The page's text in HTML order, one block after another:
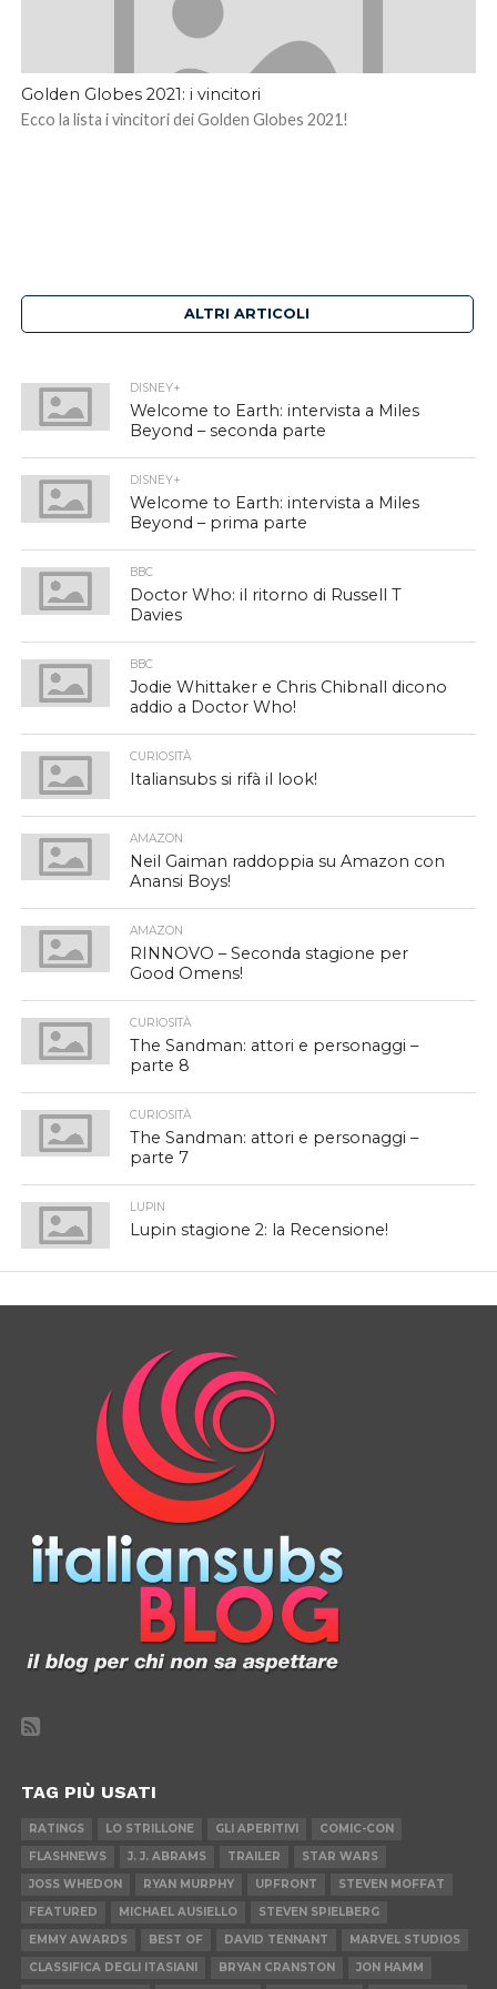
Golden Globes 2021: i vincitori
Ecco la lista i vincitori dei Golden Globes 2021!
ALTRI ARTICOLI
DISNEY+
Welcome to Earth: intervista a Miles
Beyond – seconda parte
DISNEY+
Welcome to Earth: intervista a Miles
Beyond – prima parte
BBC
Doctor Who: il ritorno di Russell T
Davies
BBC
Jodie Whittaker e Chris Chibnall dicono
addio a Doctor Who!
CURIOSITÀ
Italiansubs si rifà il look!
AMAZON
Neil Gaiman raddoppia su Amazon con
Anansi Boys!
AMAZON
RINNOVO – Seconda stagione per
Good Omens!
CURIOSITÀ
The Sandman: attori e personaggi –
parte 8
CURIOSITÀ
The Sandman: attori e personaggi –
parte 7
LUPIN
Lupin stagione 2: la Recensione!
TAG PIÙ USATI
RATINGS LO STRILLONE GLI APERITIVI
COMIC-CON
FLASHNEWS
J. J. ABRAMS TRAILER
STAR WARS
JOSS WHEDON
RYAN MURPHY UPFRONT
STEVEN MOFFAT
FEATURED
MICHAEL AUSIELLO
STEVEN SPIELBERG
EMMY AWARDS
BEST OF DAVID TENNANT
MARVEL STUDIOS
CLASSIFICA DEGLI ITASIANI
BRYAN CRANSTON
JON HAMM